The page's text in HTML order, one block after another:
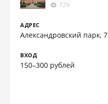
729
АДРЕС
Александровский парк, 7
ВХОД
150–300 рублей